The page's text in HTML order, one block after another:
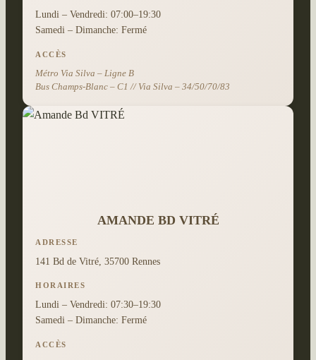
Lundi – Vendredi: 07:00–19:30
Samedi – Dimanche: Fermé
ACCÈS
Métro Via Silva – Ligne B
Bus Champs-Blanc – C1 // Via Silva – 34/50/70/83
AMANDE BD VITRÉ
ADRESSE
141 Bd de Vitré, 35700 Rennes
HORAIRES
Lundi – Vendredi: 07:30–19:30
Samedi – Dimanche: Fermé
ACCÈS